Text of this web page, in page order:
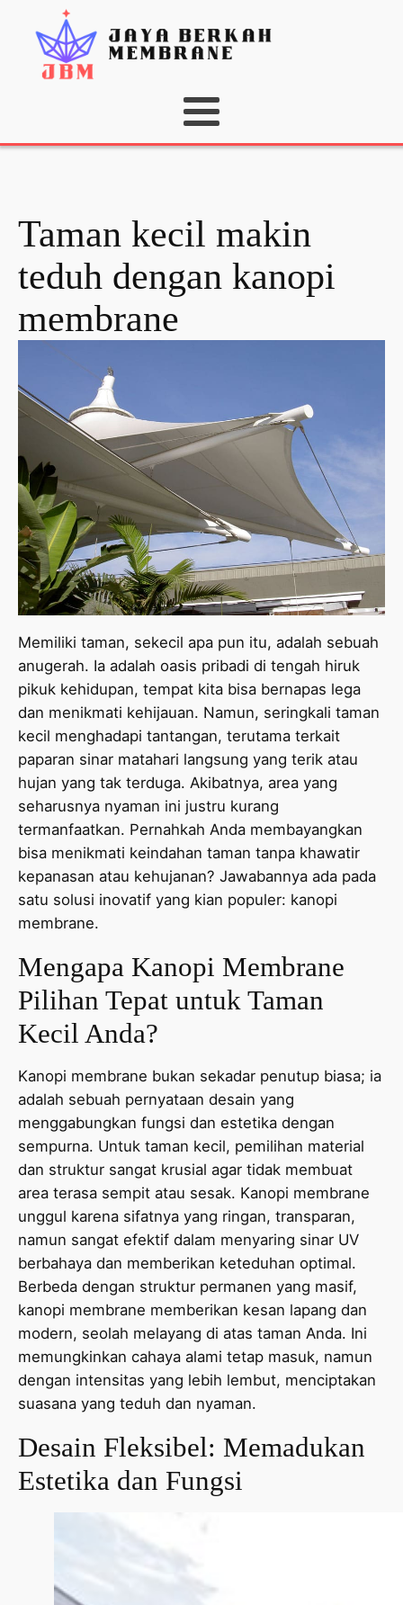
Taman kecil makin
teduh dengan kanopi
membrane
Memiliki taman, sekecil apa pun itu, adalah sebuah
anugerah. Ia adalah oasis pribadi di tengah hiruk
pikuk kehidupan, tempat kita bisa bernapas lega
dan menikmati kehijauan. Namun, seringkali taman
kecil menghadapi tantangan, terutama terkait
paparan sinar matahari langsung yang terik atau
hujan yang tak terduga. Akibatnya, area yang
seharusnya nyaman ini justru kurang
termanfaatkan. Pernahkah Anda membayangkan
bisa menikmati keindahan taman tanpa khawatir
kepanasan atau kehujanan? Jawabannya ada pada
satu solusi inovatif yang kian populer: kanopi
membrane.
Mengapa Kanopi Membrane
Pilihan Tepat untuk Taman
Kecil Anda?
Kanopi membrane bukan sekadar penutup biasa; ia
adalah sebuah pernyataan desain yang
menggabungkan fungsi dan estetika dengan
sempurna. Untuk taman kecil, pemilihan material
dan struktur sangat krusial agar tidak membuat
area terasa sempit atau sesak. Kanopi membrane
unggul karena sifatnya yang ringan, transparan,
namun sangat efektif dalam menyaring sinar UV
berbahaya dan memberikan keteduhan optimal.
Berbeda dengan struktur permanen yang masif,
kanopi membrane memberikan kesan lapang dan
modern, seolah melayang di atas taman Anda. Ini
memungkinkan cahaya alami tetap masuk, namun
dengan intensitas yang lebih lembut, menciptakan
suasana yang teduh dan nyaman.
Desain Fleksibel: Memadukan
Estetika dan Fungsi